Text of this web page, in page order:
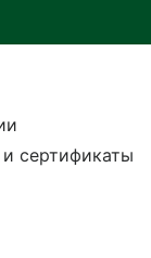
сертификаты